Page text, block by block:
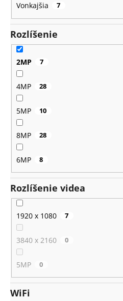
Vonkajšia 7
Rozlíšenie
2MP 7
4MP 28
5MP 10
8MP 28
6MP 8
Rozlíšenie videa
1920 x 1080 7
3840 x 2160 0
5MP 0
WiFi